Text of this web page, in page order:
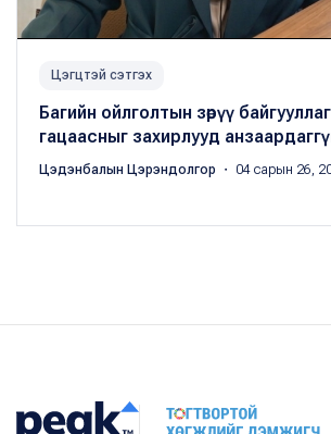
Цэгцтэй сэтгэх
Багийн ойлголтын зөрүү
гацаасныг захирлууд
Цэдэнбалын Цэрэндолгор ・ 04 сарын 26,